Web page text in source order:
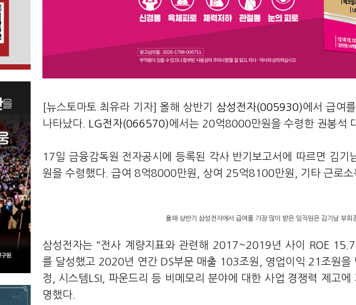
[뉴스토마토 최유라 기자] 올해 상반기 삼성전자(005930)에서 급여
나타났다.
LG전자(066570)에서는 20억8000만원을 수령한 권봉석
17일 금융감독원 전자공시에 등록된 각사 반기보고서에 따르면 김
원을 수령했다. 급여 8억8000만원, 상여 25억8100만원, 기타 근로
올해 상반기 삼성전자에서 급여를 가장 많이 받은 임직원은 김기남 부
삼성전자는 "전사 계량지표와 관련해 2017~2019년 사이 ROE
를 달성했고 2020년 연간 DS부문 매출 103조원, 영업이익 21조원을
정, 시스템LSI, 파운드리 등 비메모리 분야에 대한 사업 경쟁력 제고
명했다.